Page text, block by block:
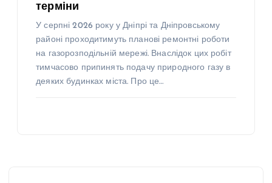
терміни
У серпні 2026 року у Дніпрі та Дніпровському
районі проходитимуть планові ремонтні роботи
на газорозподільній мережі. Внаслідок цих робіт
тимчасово припинять подачу природного газу в
деяких будинках міста. Про це…